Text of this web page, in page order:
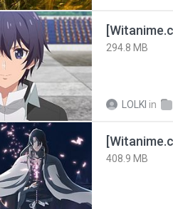
294.8 MB
LOLKI in
408.9 MB